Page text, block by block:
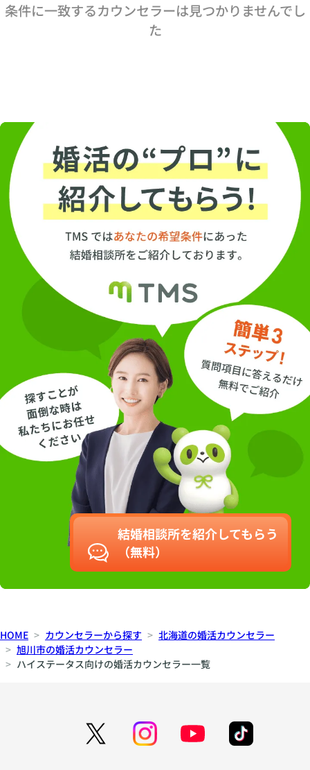
条件に一致するカウンセラーは見つかりませんでし
た
結婚相談所を紹介してもらう
（無料）
HOME カウンセラーから探す
北海道の婚活カウンセラー
旭川市の婚活カウンセラー
ハイステータス向けの婚活カウンセラー一覧